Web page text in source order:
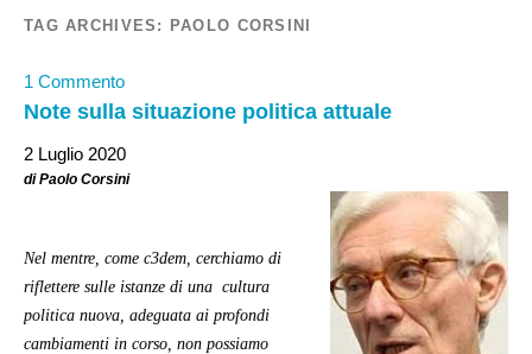
TAG ARCHIVES: PAOLO CORSINI
1 Commento
Note sulla situazione politica attuale
2 Luglio 2020
di Paolo Corsini
Nel mentre, come c3dem, cerchiamo di
riflettere sulle istanze di una cultura
politica nuova, adeguata ai profondi
cambiamenti in corso, non possiamo